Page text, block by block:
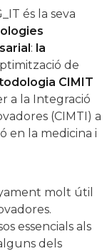
: la
de
CIMIT
a la Integració
(CIMTI) a
en la medicina i
essencials als
dels